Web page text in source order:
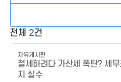
전체 2건
자유게시판
절세하려다 가산세 폭탄? 세
지 실수